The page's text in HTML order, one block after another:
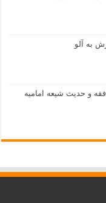
به آلو
و حدیث شیعه امامیه